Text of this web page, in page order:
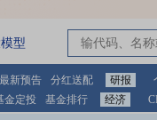
型
最新预告 分红送配 研报
金定投 基金排行 经济